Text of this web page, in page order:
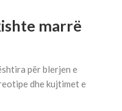
marrë
për blerjen e
dhe kujtimet e